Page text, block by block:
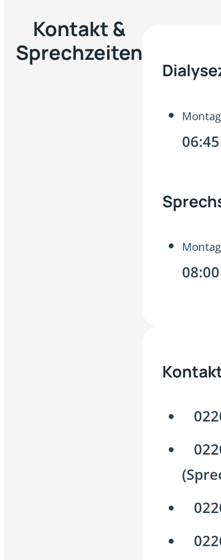
Kontakt &
Sprechzeiten